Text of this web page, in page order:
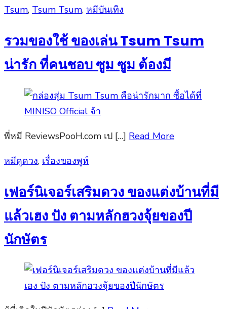
Posted
Tsum, Tsum Tsum, หมีบันเทิง
รวมของใช้ ของเล่น Tsum Tsum
น่ารัก ที่คนชอบ ซูม ซูม ต้องมี
พี่หมี ReviewsPooH.com เป […] Read More
Posted
หมีดูดวง, เรื่องของพูห์
เฟอร์นิเจอร์เสริมดวง ของแต่งบ้านที่มี
แล้วเฮง ปัง ตามหลักฮวงจุ้ยของปี
นักษัตร